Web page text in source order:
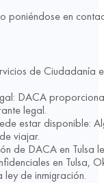
poniéndose en
de Ciudadanía
DACA
legal.
estar disponible:
viajar.
de DACA en Tulsa
en
de inmigración.